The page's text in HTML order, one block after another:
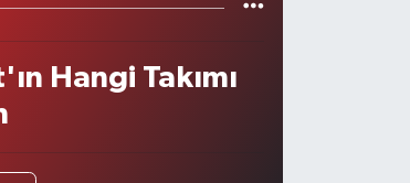
Hangi Takımı